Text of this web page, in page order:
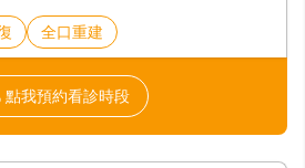
全口重建
點我預約看診時段